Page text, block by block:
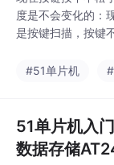
度是不会变化的：
是按键扫描，按键
主函数就不执行了
度传感器，温度也会
化。480us：非常小
不能用delay函数。
#51单片机
51单片机入
数据存储